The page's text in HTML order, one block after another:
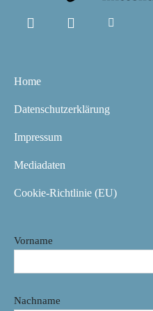
Home
Datenschutzerklärung
Impressum
Mediadaten
Cookie-Richtlinie (EU)
Vorname
Nachname